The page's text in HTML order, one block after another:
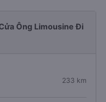
Ông Limousine Đi
233 km